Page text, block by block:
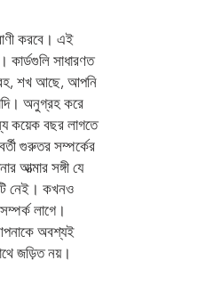
করবে। এই
সাধারণত
শখ আছে, আপনি
অনুগ্রহ করে
কয়েক বছর লাগতে
গুরুতর সম্পর্কের
আত্মার সঙ্গী যে
নেই। কখনও
লাগে।
অবশ্যই
জড়িত নয়।